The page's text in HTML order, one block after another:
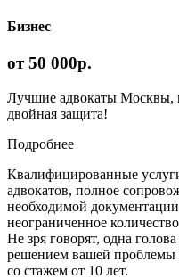
Бизнес
от 50 000р.
Лучшие адвокаты Москвы,
двойная защита!
Подробнее
Квалифицированные
адвокатов, полное
необходимой
неограниченное
Не зря говорят, одна
решением вашей проблемы
со стажем от 10 лет.